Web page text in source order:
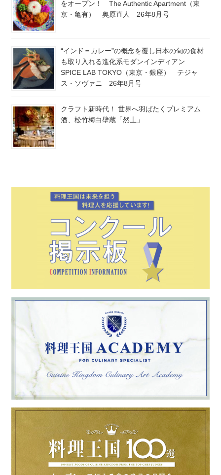
をオープン！ The Authentic Apartment（東
京・亀有） 奥原直人 26年8月号
“インド＝カレー”の概念を覆し日本の旬の食材
も取り入れる進化系モダンインディアン
SPICE LAB TOKYO（東京・銀座） テジャ
ス・ソヴァニ 26年8月号
クラフト新時代！ 世界へ羽ばたくプレミアム
酒、松竹梅白壁蔵「然土」